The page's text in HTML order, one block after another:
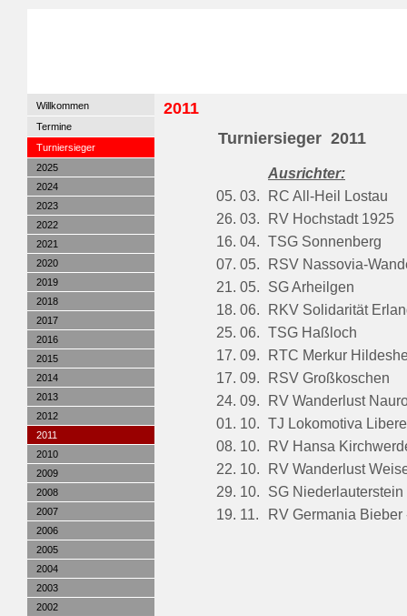
Willkommen
Termine
Turniersieger
2025
2024
2023
2022
2021
2020
2019
2018
2017
2016
2015
2014
2013
2012
2011
2010
2009
2008
2007
2006
2005
2004
2003
2002
2011
Turniersieger 2011
Ausrichter:
05. 03.
RC All-Heil Lostau
26. 03.
RV Hochstadt 1925
16. 04. TSG Sonnenberg
07. 05.
RSV Nassovia-
21. 05.
SG Arheilgen
18. 06.
RKV Solidarität
25. 06. TSG Haßloch
17. 09.
RTC Merkur
17. 09.
RSV Großkoschen
24. 09.
RV Wanderlust
01. 10. TJ Lokomotiva
08. 10.
RV Hansa
22. 10.
RV Wanderlust
29. 10.
SG Niederlauterstein
19. 11.
RV Germania